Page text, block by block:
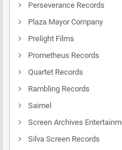
Perseverance Records
Plaza Mayor Company
Prelight Films
Prometheus Records
Quartet Records
Rambling Records
Saimel
Screen Archives
Silva Screen Records